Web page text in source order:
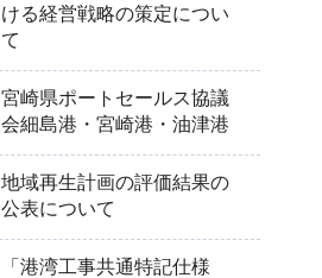
ける経営戦略の策定につい
て
宮崎県ポートセールス協議
会細島港・宮崎港・油津港
地域再生計画の評価結果の
公表について
「港湾工事共通特記仕様